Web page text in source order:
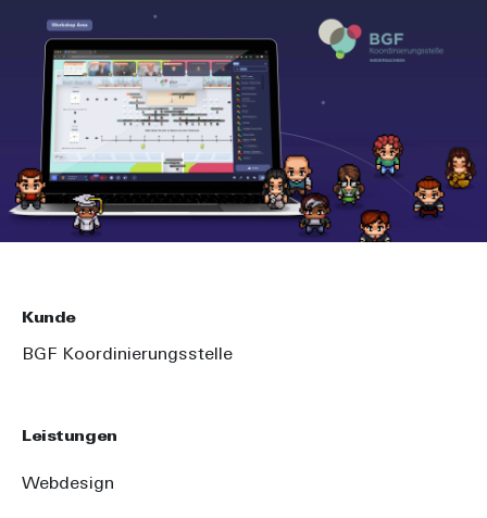
Kunde
BGF Koordinierungsstelle
Leistungen
Webdesign